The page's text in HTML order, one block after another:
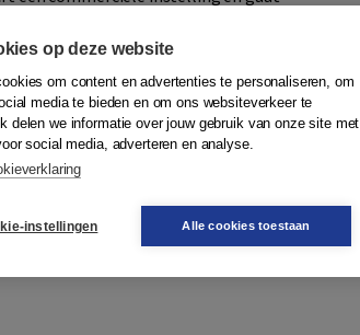
samenwerken en is communicatief en
van de klant. Hij vertaalt de behoefte
van het bedrijf. Hij is
en heeft kennis van onderhandelen.
en zorgt dat de administratieve
de content van het leermiddel
op deze website
om content en advertenties te personaliseren, om
media te bieden en om ons websiteverkeer te
delen we informatie over jouw gebruik van onze site met
social media, adverteren en analyse.
instellingen Alle cookies toestaan